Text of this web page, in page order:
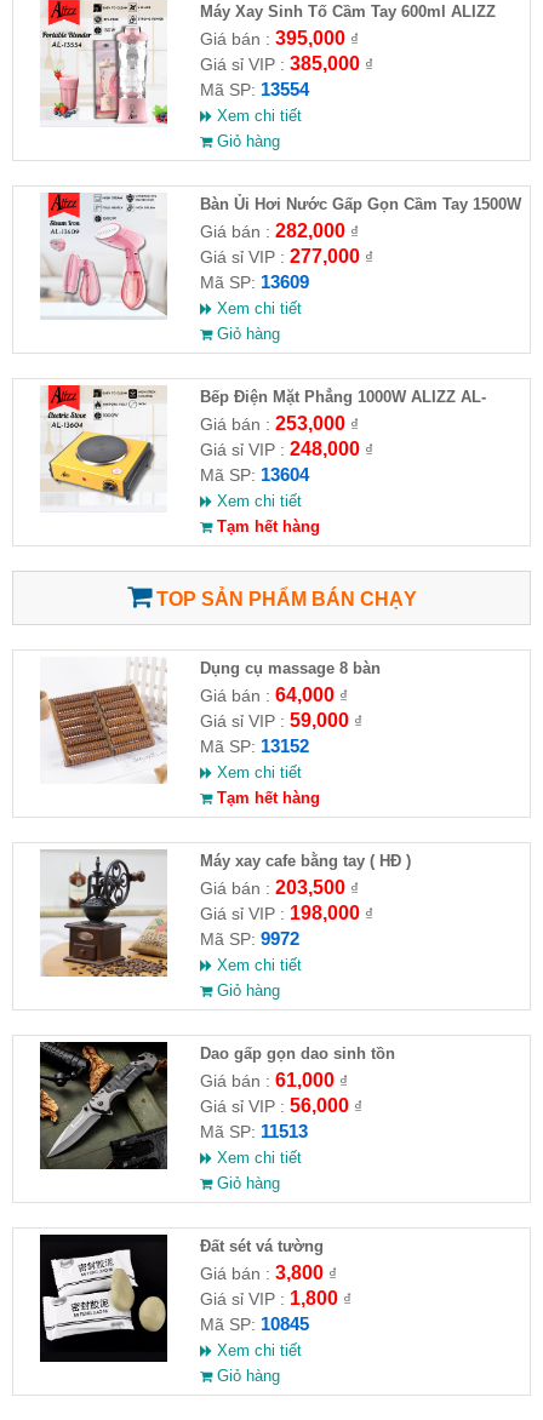
Máy Xay Sinh Tố Cầm Tay 600ml ALIZZ
AL-13554
Giá bán : 395,000₫
Giá sỉ VIP : 385,000₫
Mã SP: 13554
Xem chi tiết
Giỏ hàng
Bàn Ủi Hơi Nước Gấp Gọn Cầm Tay 1500W
ALIZZ AL-13609
Giá bán : 282,000₫
Giá sỉ VIP : 277,000₫
Mã SP: 13609
Xem chi tiết
Giỏ hàng
Bếp Điện Mặt Phẳng 1000W ALIZZ AL-
13604
Giá bán : 253,000₫
Giá sỉ VIP : 248,000₫
Mã SP: 13604
Xem chi tiết
Tạm hết hàng
TOP SẢN PHẨM BÁN CHẠY
Dụng cụ massage 8 bàn
Giá bán : 64,000₫
Giá sỉ VIP : 59,000₫
Mã SP: 13152
Xem chi tiết
Tạm hết hàng
Máy xay cafe bằng tay ( HĐ )
Giá bán : 203,500₫
Giá sỉ VIP : 198,000₫
Mã SP: 9972
Xem chi tiết
Giỏ hàng
Dao gấp gọn dao sinh tồn
Giá bán : 61,000₫
Giá sỉ VIP : 56,000₫
Mã SP: 11513
Xem chi tiết
Giỏ hàng
Đất sét vá tường
Giá bán : 3,800₫
Giá sỉ VIP : 1,800₫
Mã SP: 10845
Xem chi tiết
Giỏ hàng